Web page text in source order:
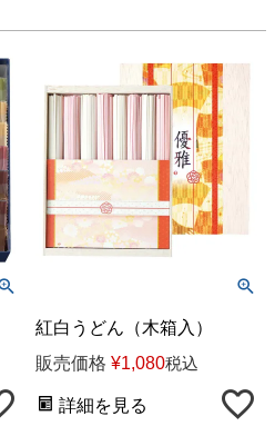
紅白うどん（木箱入）
販売価格 ¥1,080税込
詳細を見る